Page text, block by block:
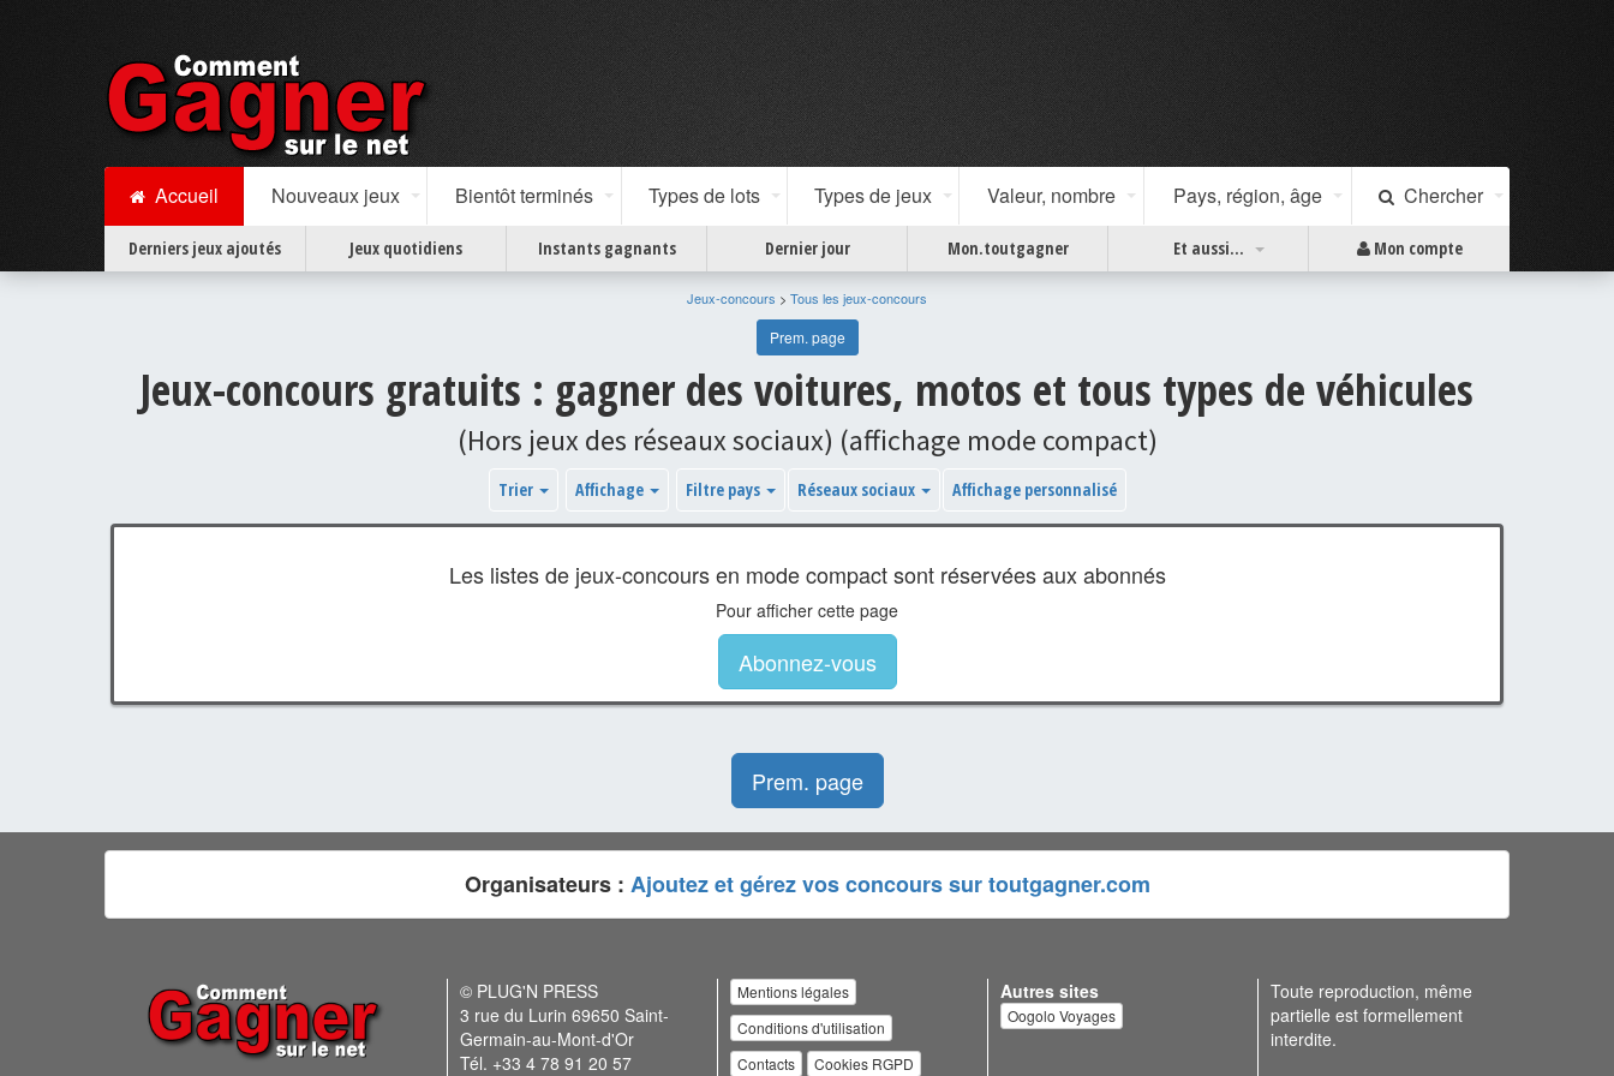
Accueil Nouveaux jeux Bientôt terminés Types de lots Types de jeux Valeur, nombre Pays, région, âge Chercher
Derniers jeux ajoutés Jeux quotidiens Instants gagnants Dernier jour Mon.toutgagner Et aussi... Mon compte
Jeux-concours > Tous les jeux-concours
Prem. page
Jeux-concours gratuits : gagner des voitures, motos et tous types de véhicules
(Hors jeux des réseaux sociaux) (affichage mode compact)
Trier Affichage Filtre pays Réseaux sociaux Affichage personnalisé
Les listes de jeux-concours en mode compact sont réservées aux abonnés
Pour afficher cette page
Abonnez-vous
Prem. page
Organisateurs : Ajoutez et gérez vos concours sur toutgagner.com
© PLUG'N PRESS
3 rue du Lurin 69650 Saint-
Germain-au-Mont-d'Or
Tél. +33 4 78 91 20 57
Mentions légales
Conditions d'utilisation
Contacts
Cookies RGPD
Autres sites
Oogolo Voyages
Toute reproduction, même
partielle est formellement
interdite.